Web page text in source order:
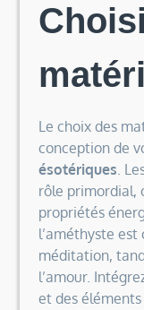
Le choix des
conception de
ésotériques.
rôle primordial,
propriétés
l’améthyste
méditation,
l’amour.
et des